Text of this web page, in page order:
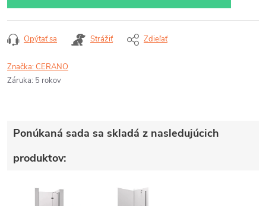
Opýtať sa Strážiť Zdieľať
Značka:CERANO
Záruka: 5 rokov
Ponúkaná sada sa skladá z nasledujúcich
produktov: